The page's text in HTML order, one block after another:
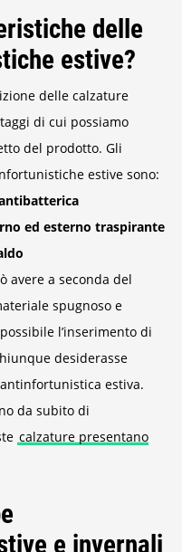
delle
estive?
delle calzature
di cui possiamo
del prodotto. Gli
estive sono:
ed esterno traspirante
avere a seconda del
spugnoso e
l’inserimento di
desiderasse
estiva.
da subito di
calzature presentano
e invernali